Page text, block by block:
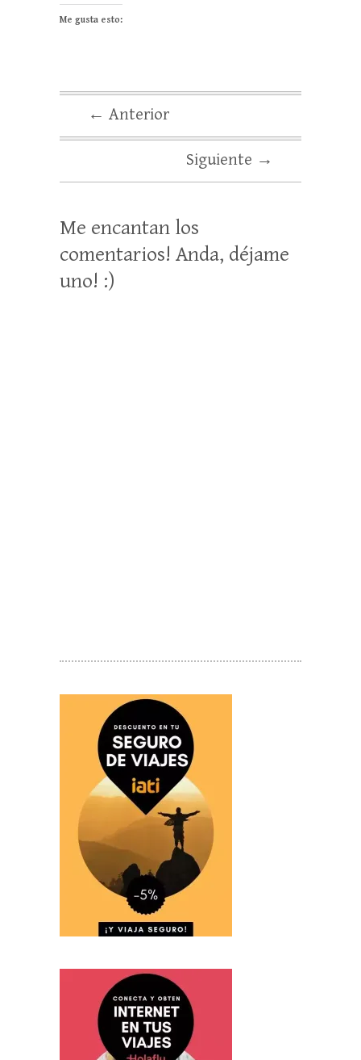
Me gusta esto:
← Anterior
Siguiente →
Me encantan los
comentarios! Anda, déjame
uno! :)